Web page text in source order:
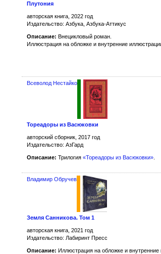
Плутония
авторская книга, 2022 год
Издательство: Азбука, Азбука-Аттикус
Описание: Внецикловый роман.
Иллюстрация на обложке и внутренние
Всеволод Нестайко
Тореадоры из Васюковки
авторский сборник, 2017 год
Издательство: АзГард
Описание: Трилогия «Тореадоры из Васюковки»
Владимир Обручев
Земля Санникова. Том 1
авторская книга, 2021 год
Издательство: Лабиринт Пресс
Описание: Иллюстрация на обложке и внутренние